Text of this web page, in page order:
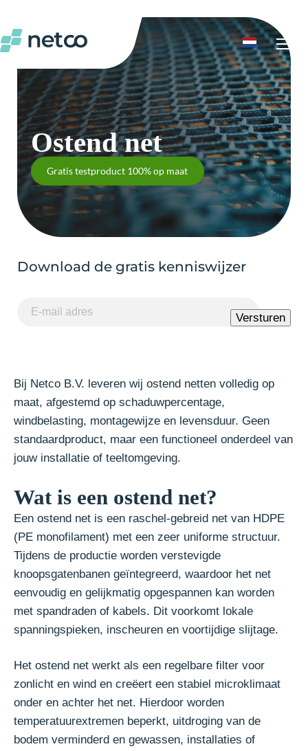
▾
Ostend net
Gratis testproduct 100% op maat
Download de gratis kenniswijzer
Versturen
Bij Netco B.V. leveren wij ostend netten volledig op
maat, afgestemd op schaduwpercentage,
windbelasting, montagewijze en levensduur. Geen
standaardproduct, maar een functioneel onderdeel van
jouw installatie of teeltomgeving.
Wat is een ostend net?
Een ostend net is een raschel-gebreid net van HDPE
(PE monofilament) met een zeer uniforme structuur.
Tijdens de productie worden verstevigde
knoopsgatenbanen geïntegreerd, waardoor het net
eenvoudig en gelijkmatig opgespannen kan worden
met spandraden of kabels. Dit voorkomt lokale
spanningspieken, inscheuren en voortijdige slijtage.
Het ostend net werkt als een regelbare filter voor
zonlicht en wind en creëert een stabiel microklimaat
onder en achter het net. Hierdoor worden
temperatuurextremen beperkt, uitdroging van de
bodem verminderd en gewassen, installaties of